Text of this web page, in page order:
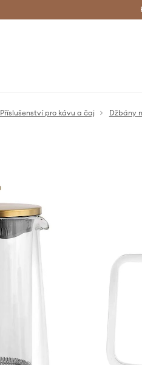
Doručení a vrácení
Příslušenství pro kávu a čaj Džbány